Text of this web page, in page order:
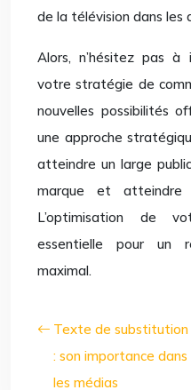
de la télévision dans les
Alors, n’hésitez pas
votre stratégie de
nouvelles possibilités
une approche
atteindre un large
marque et atteindre
L’optimisation de
essentielle pour un
maximal.
Texte de substitution
: son importance dans
les médias